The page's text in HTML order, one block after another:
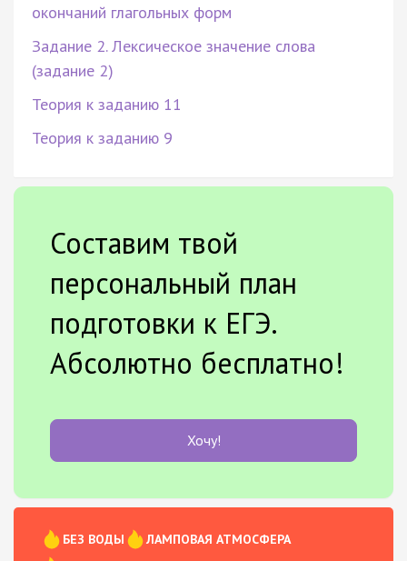
окончаний глагольных форм
Задание 2. Лексическое значение слова
(задание 2)
Теория к заданию 11
Теория к заданию 9
Составим твой
персональный план
подготовки к ЕГЭ.
Абсолютно бесплатно!
Хочу!
БЕЗ ВОДЫ
ЛАМПОВАЯ АТМОСФЕРА